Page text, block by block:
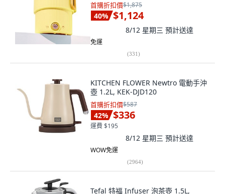
首購折扣價$1,875
40% $1,124
8/12 星期三 預計送達
免運
(331)
KITCHEN FLOWER Newtro 電動手沖
壺 1.2L, KEK-DJD120
首購折扣價$587
42% $336
運費 $195
8/12 星期三 預計送達
WOW免運
(2964)
Tefal 特福 Infuser 泡茶壺 1.5L,